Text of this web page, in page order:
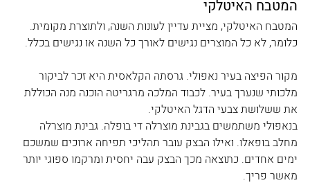
המטבח האיטלקי
המטבח האיטלקי, מציית עדיין לעונות השנה, ולתוצרת מקומית.
כלומר, לא כל המוצרים נגישים לאורך כל השנה או נגישים בכלל.
מקור הפיצה בעיר נאפולי. גרסתה הקלאסית היא זכר לביקור
מלכותי שנערך בעיר. לכבוד המלכה מרגריטה הוכנה מנה הכוללת
את ששלושת צבעי הדגל האיטלקי.
בנאפולי משתמשים בגבינת מוצרלה די בופלה. גבינת מוצרלה
מחלב בופאלו. ואילו הבצק עובר תהליכי תפיחה ארוכים שמשכם
ימים אחדים. כתוצאה מכך הבצק עבה יחסית ומרקמו ספוגי יותר
מאשר פריך.